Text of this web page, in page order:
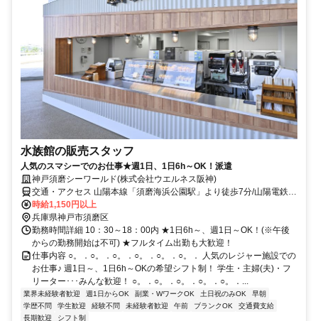
水族館の販売スタッフ
人気のスマシーでのお仕事★週1日、1日6h～OK！派遣
神戸須磨シーワールド(株式会社ウエルネス阪神)
交通・アクセス 山陽本線「須磨海浜公園駅」より徒歩7分/山陽電鉄本
線「月見山駅」より徒歩12分・「須磨浦公園駅」より徒歩7分
時給1,150円以上
兵庫県神戸市須磨区
勤務時間詳細 10：30～18：00内 ★1日6h～、週1日～OK！(※午後
からの勤務開始は不可) ★フルタイム出勤も大歓迎！
仕事内容 ○。．○。．○。．○。．○。．○。． 人気のレジャー施設での
お仕事♪ 週1日～、1日6h～OKの希望シフト制！ 学生・主婦(夫)・フ
リーター･･･みんな歓迎！ ○。．○。．○。．○。．○。．...
業界未経験者歓迎 週1日からOK 副業・WワークOK 土日祝のみOK
早朝
学歴不問
学生歓迎 経験不問 未経験者歓迎 午前 ブランクOK
交通費支給
長期歓迎
シフト制